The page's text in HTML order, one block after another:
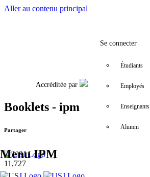
Aller au contenu principal
FacebookTwitter
Accréditée par
Se connecter
Étudiants
Employés
Enseignants
Alumni
Menu IPM
Booklets - ipm
Partager
11,727